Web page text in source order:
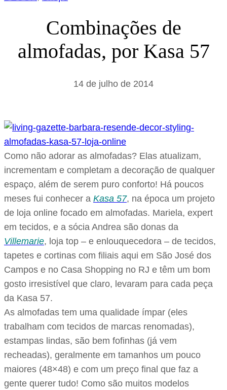
Combinações de
almofadas, por Kasa 57
14 de julho de 2014
Como não adorar as almofadas? Elas atualizam,
incrementam e completam a decoração de qualquer
espaço, além de serem puro conforto! Há poucos
meses fui conhecer a Kasa 57, na época um projeto
de loja online focado em almofadas. Mariela, expert
em tecidos, e a sócia Andrea são donas da
Villemarie, loja top – e enlouquecedora – de tecidos,
tapetes e cortinas com filiais aqui em São José dos
Campos e no Casa Shopping no RJ e têm um bom
gosto irresistível que claro, levaram para cada peça
da Kasa 57.
As almofadas tem uma qualidade ímpar (eles
trabalham com tecidos de marcas renomadas),
estampas lindas, são bem fofinhas (já vem
recheadas), geralmente em tamanhos um pouco
maiores (48×48) e com um preço final que faz a
gente querer tudo! Como são muitos modelos